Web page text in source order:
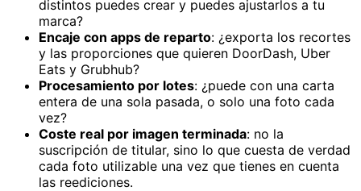
distintos puedes crear y puedes ajustarlos a tu
marca?
Encaje con apps de reparto: ¿exporta los recortes
y las proporciones que quieren DoorDash, Uber
Eats y Grubhub?
Procesamiento por lotes: ¿puede con una carta
entera de una sola pasada, o solo una foto cada
vez?
Coste real por imagen terminada: no la
suscripción de titular, sino lo que cuesta de verdad
cada foto utilizable una vez que tienes en cuenta
las reediciones.